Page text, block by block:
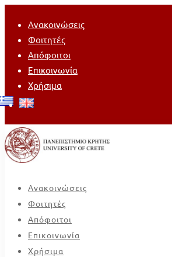
Ανακοινώσεις
Φοιτητές
Απόφοιτοι
Επικοινωνία
Χρήσιμα
Ανακοινώσεις
Φοιτητές
Απόφοιτοι
Επικοινωνία
Χρήσιμα